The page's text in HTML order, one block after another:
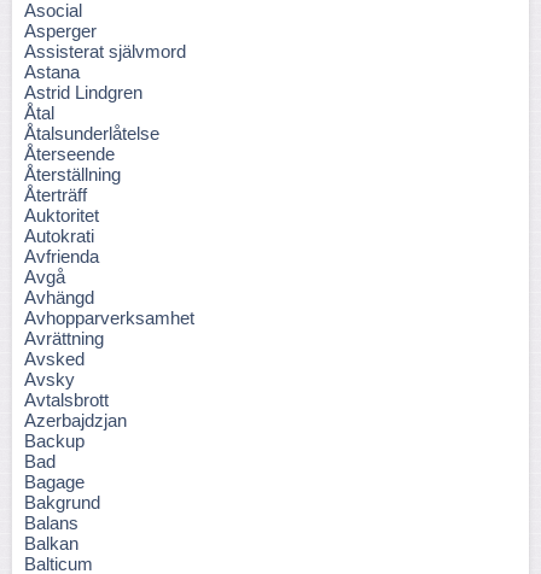
Asocial
Asperger
Assisterat självmord
Astana
Astrid Lindgren
Åtal
Åtalsunderlåtelse
Återseende
Återställning
Återträff
Auktoritet
Autokrati
Avfrienda
Avgå
Avhängd
Avhopparverksamhet
Avrättning
Avsked
Avsky
Avtalsbrott
Azerbajdzjan
Backup
Bad
Bagage
Bakgrund
Balans
Balkan
Balticum